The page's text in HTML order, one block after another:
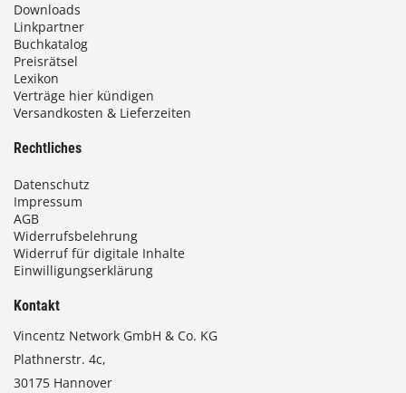
Downloads
Linkpartner
Buchkatalog
Preisrätsel
Lexikon
Verträge hier kündigen
Versandkosten & Lieferzeiten
Rechtliches
Datenschutz
Impressum
AGB
Widerrufsbelehrung
Widerruf für digitale Inhalte
Einwilligungserklärung
Kontakt
Vincentz Network GmbH & Co. KG
Plathnerstr. 4c,
30175 Hannover